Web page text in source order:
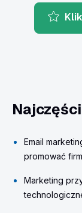
Email
promować
Marketing